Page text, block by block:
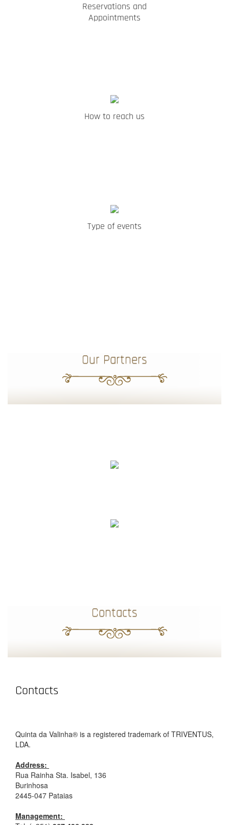
Reservations and
Appointments
How to reach us
Type of events
Our Partners
Contacts
Contacts
Quinta da Valinha® is a registered trademark of TRIVENTUS,
LDA.
Address:
Rua Rainha Sta. Isabel, 136
Burinhosa
2445-047 Pataias
Management: